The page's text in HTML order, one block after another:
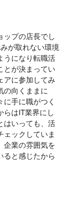
ップの店長でし
が取れない環境
うになり転職活
とが決まってい
アに参加してみ
の向くままに
手に職がつく
らはIT業界にし
はいっても、活
ックしていま
企業の雰囲気を
ると感じたから